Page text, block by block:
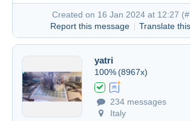
Created on 16 Jan 2024 at 12:27 (
Report this message
Translate
yatri
100% (8967x)
234 messages
Italy